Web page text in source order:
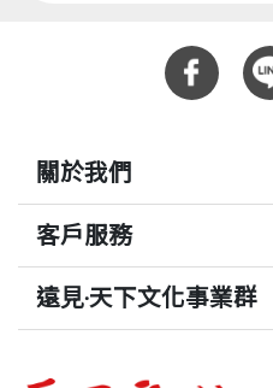
關於我們
客戶服務
遠見‧天下文化事業群